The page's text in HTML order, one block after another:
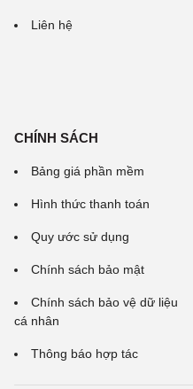
Liên hệ
CHÍNH SÁCH
Bảng giá phần mềm
Hình thức thanh toán
Quy ước sử dụng
Chính sách bảo mật
Chính sách bảo vệ dữ liệu
cá nhân
Thông báo hợp tác